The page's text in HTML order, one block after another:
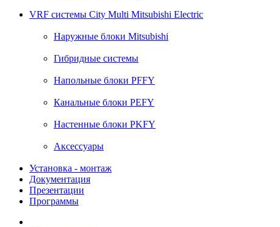
VRF системы City Multi Mitsubishi Electric
Наружные блоки Mitsubishi
Гибридные системы
Напольные блоки PFFY
Канальные блоки PEFY
Настенные блоки PKFY
Аксессуары
Установка - монтаж
Документация
Презентации
Программы